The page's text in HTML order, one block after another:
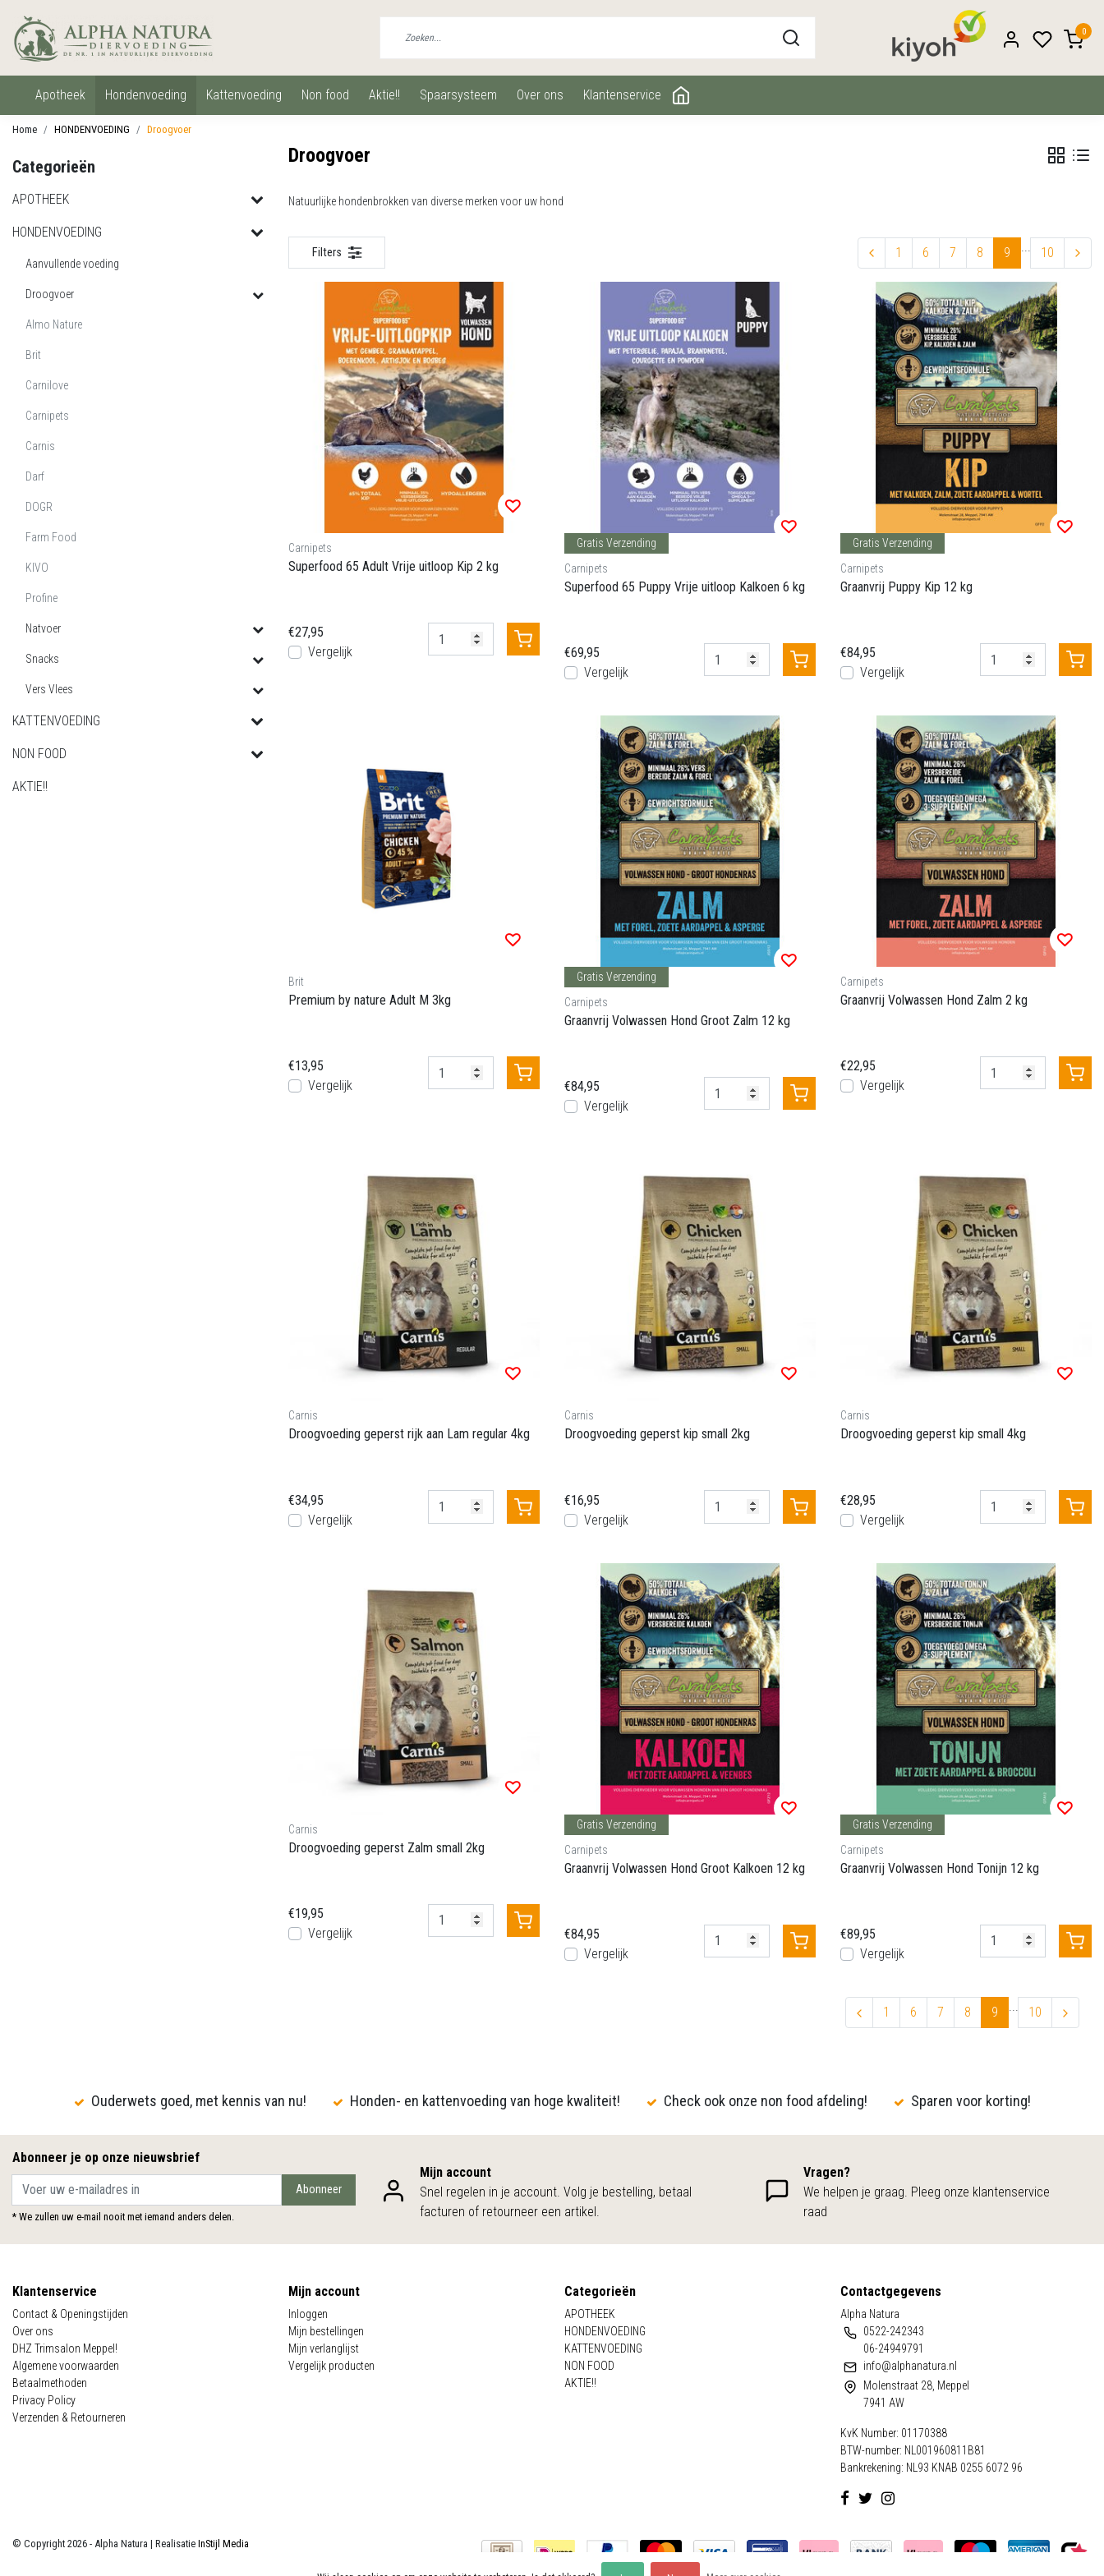
0
apotheek hondenvoeding kattenvoeding non food aktie!! spaarsysteem over ons klantenservice
Home HONDENVOEDING Droogvoer
Categorieën
APOTHEEK
HONDENVOEDING
Aanvullende voeding
Droogvoer
Almo Nature
Brit
Carnilove
Carnipets
Carnis
Darf
DOGR
Farm Food
KIVO
Profine
Natvoer
Snacks
Vers Vlees
KATTENVOEDING
NON FOOD
AKTIE!!
Droogvoer
Natuurlijke hondenbrokken van diverse merken voor uw hond
Filters 1 6 7 8 9 10
Carnipets
Superfood 65 Adult Vrije uitloop Kip 2 kg
€27,95
Vergelijk
Gratis Verzending
Carnipets
Superfood 65 Puppy Vrije uitloop Kalkoen 6 kg
€69,95
Vergelijk
Gratis Verzending
Carnipets
Graanvrij Puppy Kip 12 kg
€84,95
Vergelijk
Brit
Premium by nature Adult M 3kg
€13,95
Vergelijk
Gratis Verzending
Carnipets
Graanvrij Volwassen Hond Groot Zalm 12 kg
€84,95
Vergelijk
Carnipets
Graanvrij Volwassen Hond Zalm 2 kg
€22,95
Vergelijk
Carnis
Droogvoeding geperst rijk aan Lam regular 4kg
€34,95
Vergelijk
Carnis
Droogvoeding geperst kip small 2kg
€16,95
Vergelijk
Carnis
Droogvoeding geperst kip small 4kg
€28,95
Vergelijk
Carnis
Droogvoeding geperst Zalm small 2kg
€19,95
Vergelijk
Gratis Verzending
Carnipets
Graanvrij Volwassen Hond Groot Kalkoen 12 kg
€84,95
Vergelijk
Gratis Verzending
Carnipets
Graanvrij Volwassen Hond Tonijn 12 kg
€89,95
Vergelijk
1 6 7 8 9 ... 10
Ouderwets goed, met kennis van nu! Honden- en kattenvoeding van hoge kwaliteit! Check ook onze non food afdeling! Sparen voor korting!
Abonneer je op onze nieuwsbrief
Abonneer
* We zullen uw e-mail nooit met iemand anders delen.
Mijn account
Snel regelen in je account. Volg je bestelling, betaal
facturen of retourneer een artikel.
Vragen?
We helpen je graag. Pleeg onze klantenservice
raad
Klantenservice
Contact & Openingstijden
Over ons
DHZ Trimsalon Meppel!
Algemene voorwaarden
Betaalmethoden
Privacy Policy
Verzenden & Retourneren
Mijn account
Inloggen
Mijn bestellingen
Mijn verlanglijst
Vergelijk producten
Categorieën
APOTHEEK
HONDENVOEDING
KATTENVOEDING
NON FOOD
AKTIE!!
Contactgegevens
Alpha Natura
0522-242343
06-24949791
info@alphanatura.nl
Molenstraat 28, Meppel
7941 AW
KvK Number: 01170388
BTW-number: NL001960811B81
Bankrekening: NL93 KNAB 0255 6072 96
© Copyright 2026 - Alpha Natura | Realisatie InStijl Media